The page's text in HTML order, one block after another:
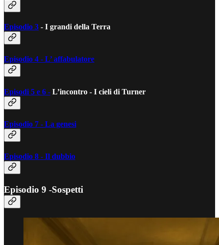
Episodio 3 - I grandi della Terra
Episodio 4 - L’ affabulatore
Episodi 5 e 6 - L’incontro - I cieli di Turner
Episodio 7 - La genesi
Episodio 8 - Il dubbio
Episodio 9 -Sospetti